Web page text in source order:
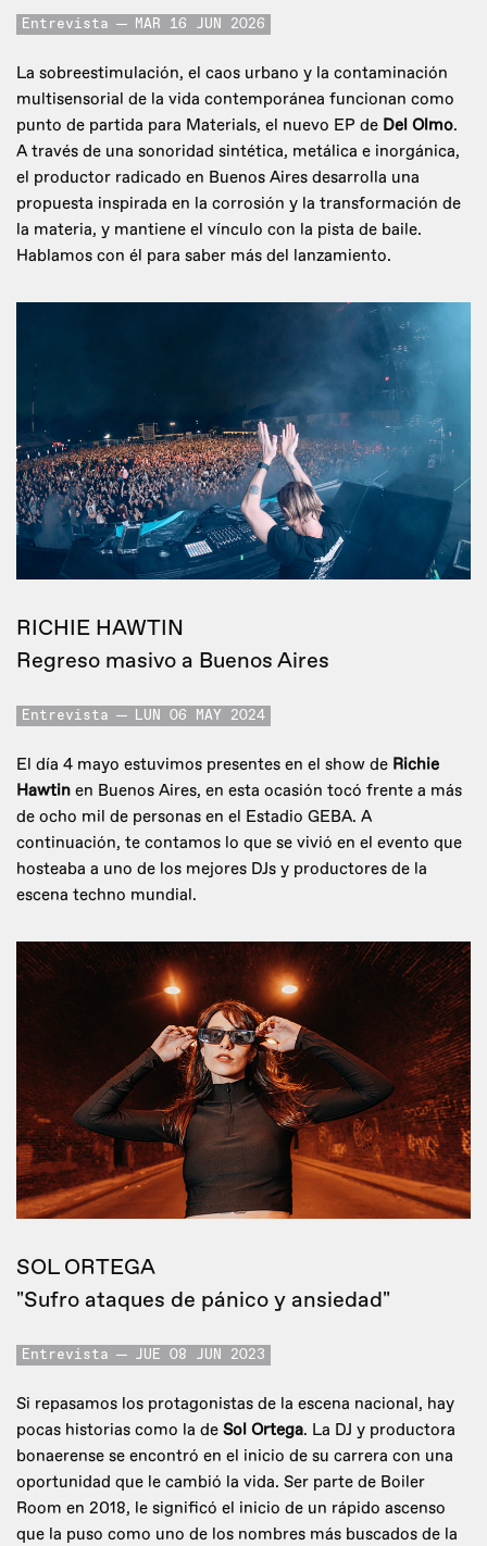
Entrevista MAR 16 JUN 2026
La sobreestimulación, el caos urbano y la contaminación
multisensorial de la vida contemporánea funcionan como
punto de partida para Materials, el nuevo EP de Del Olmo.
A través de una sonoridad sintética, metálica e inorgánica,
el productor radicado en Buenos Aires desarrolla una
propuesta inspirada en la corrosión y la transformación de
la materia, y mantiene el vínculo con la pista de baile.
Hablamos con él para saber más del lanzamiento.
RICHIE HAWTIN
Regreso masivo a Buenos Aires
Entrevista LUN 06 MAY 2024
El día 4 mayo estuvimos presentes en el show de Richie
Hawtin en Buenos Aires, en esta ocasión tocó frente a más
de ocho mil de personas en el Estadio GEBA. A
continuación, te contamos lo que se vivió en el evento que
hosteaba a uno de los mejores DJs y productores de la
escena techno mundial.
SOL ORTEGA
"Sufro ataques de pánico y ansiedad"
Entrevista JUE 08 JUN 2023
Si repasamos los protagonistas de la escena nacional, hay
pocas historias como la de Sol Ortega. La DJ y productora
bonaerense se encontró en el inicio de su carrera con una
oportunidad que le cambió la vida. Ser parte de Boiler
Room en 2018, le significó el inicio de un rápido ascenso
que la puso como uno de los nombres más buscados de la